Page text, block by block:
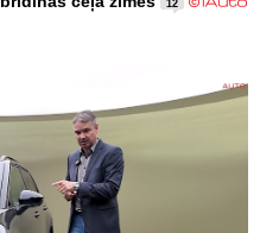
12